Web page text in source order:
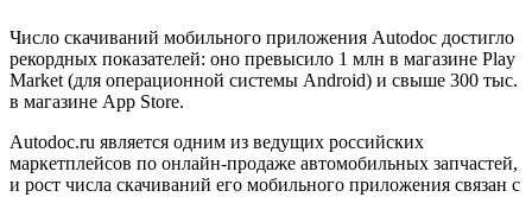
Число скачиваний мобильного приложения Autodoc достигло
рекордных показателей: оно превысило 1 млн в магазине Play
Market (для операционной системы Android) и свыше 300 тыс.
в магазине App Store.
Autodoc.ru является одним из ведущих российских
маркетплейсов по онлайн-продаже автомобильных запчастей,
и рост числа скачиваний его мобильного приложения связан с